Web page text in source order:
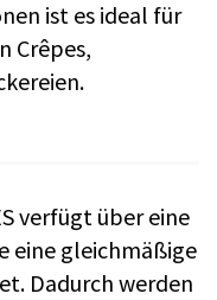
ist es ideal für
Crêpes,
verfügt über eine
eine gleichmäßige
Dadurch werden